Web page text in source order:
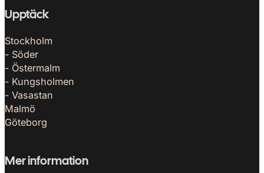
Upptäck
Stockholm
- Söder
- Östermalm
- Kungsholmen
- Vasastan
Malmö
Göteborg
Mer information